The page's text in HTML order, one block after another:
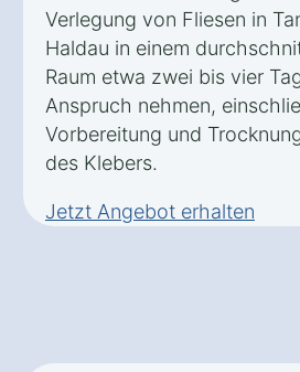
Verlegung von Fliesen in
Haldau in einem
Raum etwa zwei bis vier
Anspruch nehmen,
Vorbereitung und
des Klebers.
Jetzt Angebot erhalten